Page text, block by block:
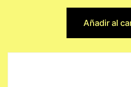
Añadir al